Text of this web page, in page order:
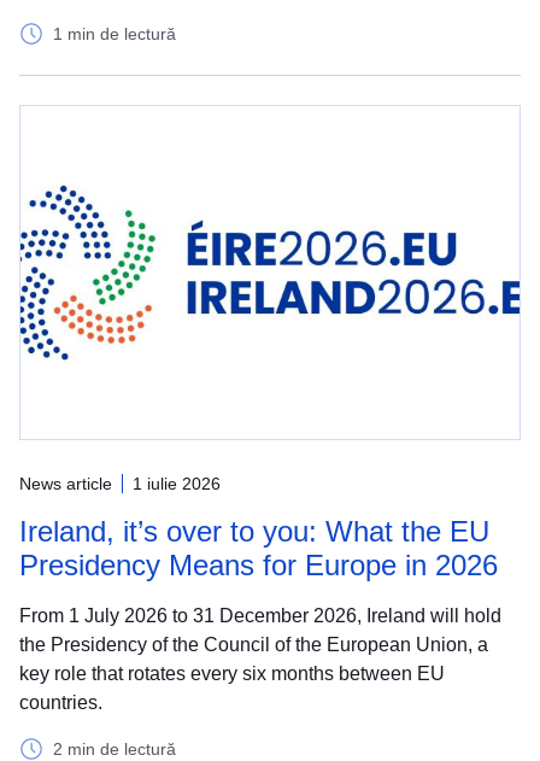
1 min de lectură
News article 1 iulie 2026
Ireland, it’s over to you: What the EU
Presidency Means for Europe in 2026
From 1 July 2026 to 31 December 2026, Ireland will hold
the Presidency of the Council of the European Union, a
key role that rotates every six months between EU
countries.
2 min de lectură